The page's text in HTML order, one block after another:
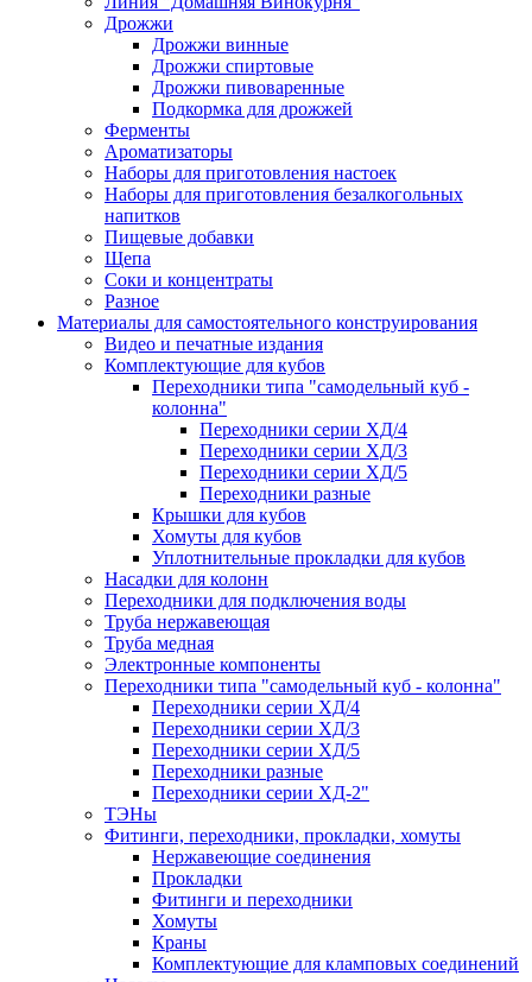
Дрожжи
Дрожжи винные
Дрожжи спиртовые
Дрожжи пивоваренные
Подкормка для дрожжей
Ферменты
Ароматизаторы
Наборы для приготовления настоек
Наборы для приготовления безалкогольных
напитков
Пищевые добавки
Щепа
Соки и концентраты
Разное
Материалы для самостоятельного конструирования
Видео и печатные издания
Комплектующие для кубов
Переходники типа "самодельный куб -
колонна"
Переходники серии ХД/4
Переходники серии ХД/3
Переходники серии ХД/5
Переходники разные
Крышки для кубов
Хомуты для кубов
Уплотнительные прокладки для кубов
Насадки для колонн
Переходники для подключения воды
Труба нержавеющая
Труба медная
Электронные компоненты
Переходники типа "самодельный куб - колонна"
Переходники серии ХД/4
Переходники серии ХД/3
Переходники серии ХД/5
Переходники разные
Переходники серии ХД-2"
ТЭНы
Фитинги, переходники, прокладки, хомуты
Нержавеющие соединения
Прокладки
Фитинги и переходники
Хомуты
Краны
Комплектующие для кламповых соединений